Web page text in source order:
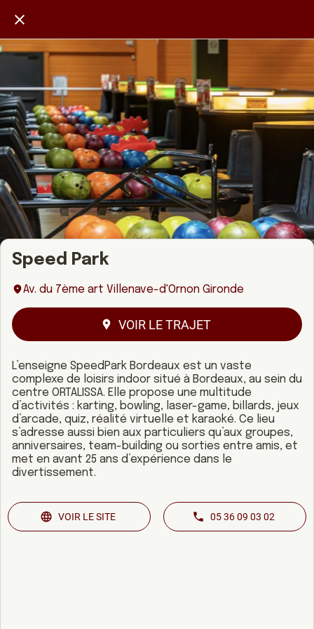
Speed Park
Av. du 7ème art Villenave-d'Ornon Gironde
VOIR LE TRAJET
L’enseigne SpeedPark Bordeaux est un vaste
complexe de loisirs indoor situé à Bordeaux, au sein du
centre ORTALISSA. Elle propose une multitude
d’activités : karting, bowling, laser-game, billards, jeux
d’arcade, quiz, réalité virtuelle et karaoké. Ce lieu
s’adresse aussi bien aux particuliers qu’aux groupes,
anniversaires, team-building ou sorties entre amis, et
met en avant 25 ans d’expérience dans le
divertissement.
VOIR LE SITE 05 36 09 03 02